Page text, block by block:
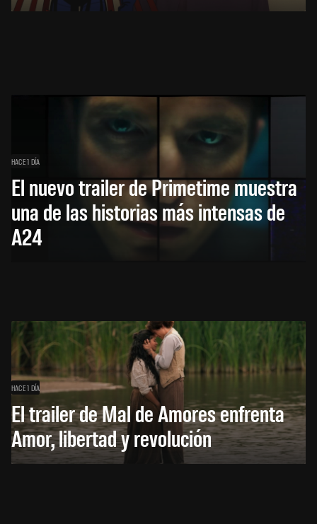
HACE 1 DÍA
El nuevo trailer de Primetime muestra
una de las historias más intensas de
A24
HACE 1 DÍA
El trailer de Mal de Amores enfrenta
Amor, libertad y revolución